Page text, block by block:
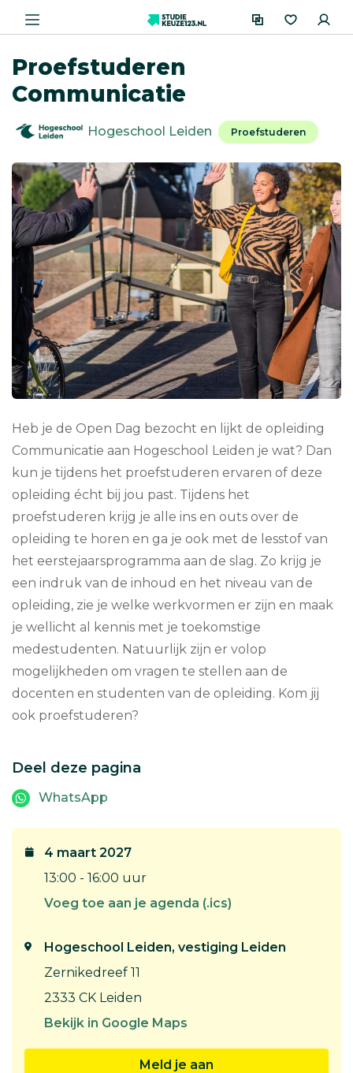
Proefstuderen
Communicatie
Hogeschool Leiden Proefstuderen
Heb je de Open Dag bezocht en lijkt de opleiding
Communicatie aan Hogeschool Leiden je wat? Dan
kun je tijdens het proefstuderen ervaren of deze
opleiding écht bij jou past. Tijdens het
proefstuderen krijg je alle ins en outs over de
opleiding te horen en ga je ook met de lesstof van
het eerstejaarsprogramma aan de slag. Zo krijg je
een indruk van de inhoud en het niveau van de
opleiding, zie je welke werkvormen er zijn en maak
je wellicht al kennis met je toekomstige
medestudenten. Natuurlijk zijn er volop
mogelijkheden om vragen te stellen aan de
docenten en studenten van de opleiding. Kom jij
ook proefstuderen?
Deel deze pagina
WhatsApp
4 maart 2027
13:00 - 16:00 uur
Voeg toe aan je agenda (.ics)
Hogeschool Leiden, vestiging Leiden
Zernikedreef 11
2333 CK Leiden
Bekijk in Google Maps
Meld je aan